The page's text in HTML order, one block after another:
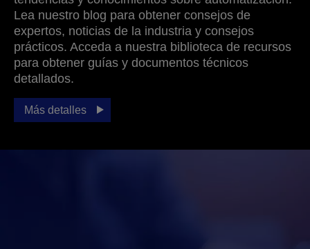
Lea nuestro blog para obtener consejos de
expertos, noticias de la industria y consejos
prácticos. Acceda a nuestra biblioteca de recursos
para obtener guías y documentos técnicos
detallados.
Más detalles